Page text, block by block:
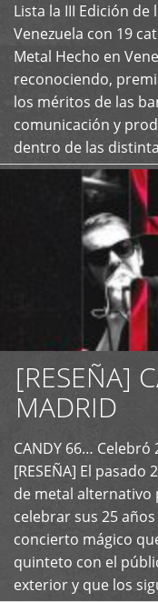
Lista la III Edición
Venezuela con 19
Metal Hecho en
reconociendo,
los méritos de las
comunicación y
dentro de las
[RESEÑA]
MADRID
CANDY 66…
[RESEÑA] El
de metal
celebrar sus 25
concierto mágico
quinteto con el
exterior y que los